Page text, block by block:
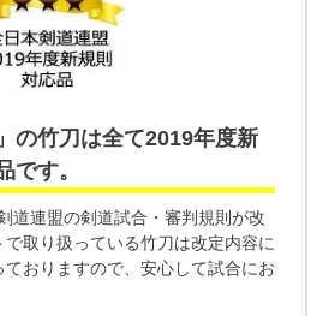
の竹刀 は全て2019年度新
です。
道連盟の剣道試合・審判規則が改
取り扱っている竹刀は改定内容に
おりますので、安心して試合にお